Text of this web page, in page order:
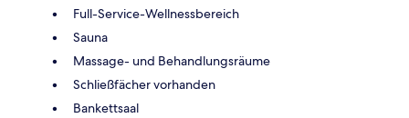
Full-Service-Wellnessbereich
Sauna
Massage- und Behandlungsräume
Schließfächer vorhanden
Bankettsaal